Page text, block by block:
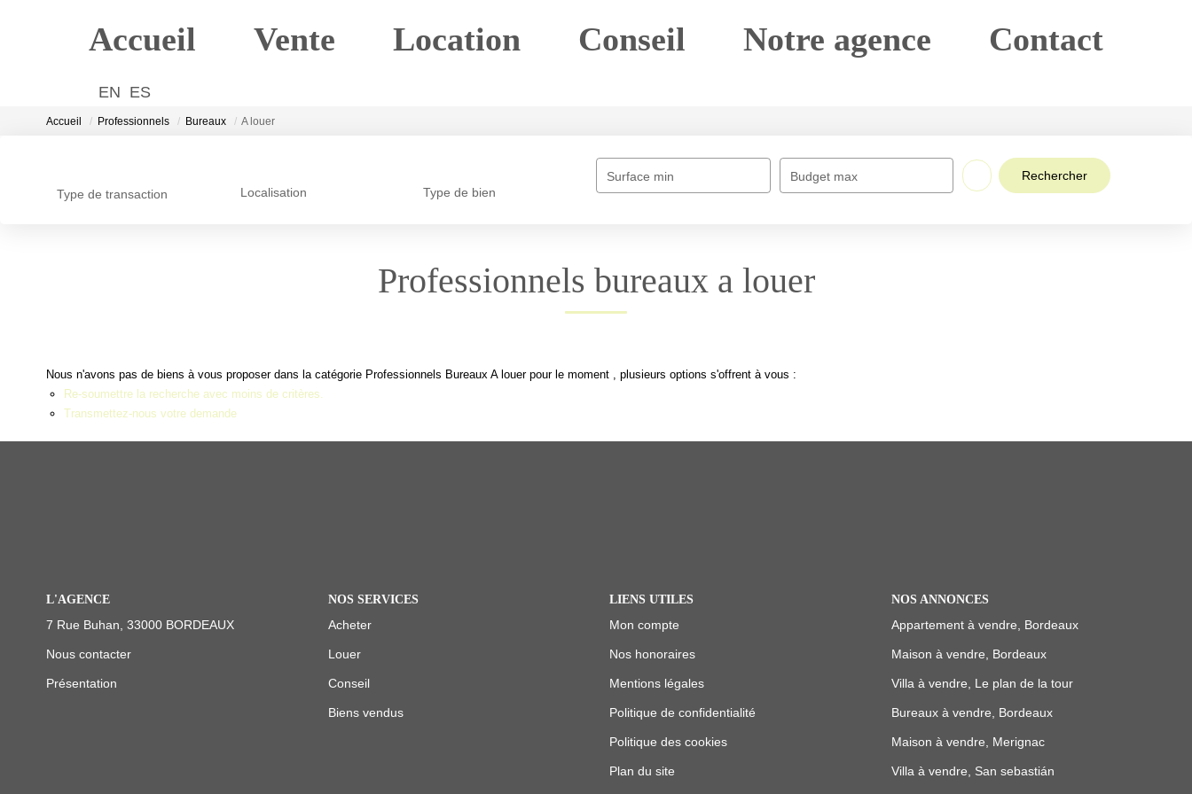
Accueil Vente Location Conseil Notre agence Contact EN
Accueil Professionnels Bureaux A louer
Type de transaction Localisation Type de bien
Surface min Budget max
Professionnels bureaux a louer
Nous n'avons pas de biens à vous proposer dans la catégorie Professionnels Bureaux A louer pour le moment , plusieurs options s'offrent à vous :
Re-soumettre la recherche avec moins de critères.
Transmettez-nous votre demande
L'AGENCE
7 Rue Buhan, 33000 BORDEAUX
Nous contacter
Présentation
NOS SERVICES
Acheter
Louer
Conseil
Biens vendus
LIENS UTILES
Mon compte
Nos honoraires
Mentions légales
Politique de confidentialité
Politique des cookies
Plan du site
NOS ANNONCES
Appartement à vendre, Bordeaux
Maison à vendre, Bordeaux
Villa à vendre, Le plan de la tour
Bureaux à vendre, Bordeaux
Maison à vendre, Merignac
Villa à vendre, San sebastián